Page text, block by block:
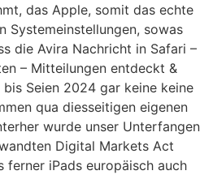
das Apple, somit das echte
Systemeinstellungen, sowas
die Avira Nachricht in Safari –
– Mitteilungen entdeckt &
Seien 2024 gar keine keine
qua diesseitigen eigenen
wurde unser Unterfangen
Digital Markets Act
ferner iPads europäisch auch